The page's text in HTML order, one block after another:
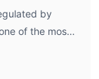
by
of the most
that